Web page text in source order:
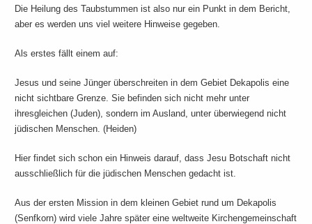
Die Heilung des Taubstummen ist also nur ein Punkt in dem Bericht,
aber es werden uns viel weitere Hinweise gegeben.
Als erstes fällt einem auf:
Jesus und seine Jünger überschreiten in dem Gebiet Dekapolis eine
nicht sichtbare Grenze. Sie befinden sich nicht mehr unter
ihresgleichen (Juden), sondern im Ausland, unter überwiegend nicht
jüdischen Menschen. (Heiden)
Hier findet sich schon ein Hinweis darauf, dass Jesu Botschaft nicht
ausschließlich für die jüdischen Menschen gedacht ist.
Aus der ersten Mission in dem kleinen Gebiet rund um Dekapolis
(Senfkorn) wird viele Jahre später eine weltweite Kirchengemeinschaft